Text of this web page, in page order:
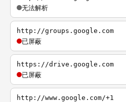
无法解析
http://groups.google.com
已屏蔽
https://drive.google.com
已屏蔽
http://www.google.com/+1